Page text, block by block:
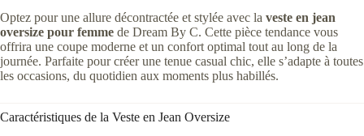
Optez pour une allure décontractée et stylée avec la veste en jean
oversize pour femme de Dream By C. Cette pièce tendance vous
offrira une coupe moderne et un confort optimal tout au long de la
journée. Parfaite pour créer une tenue casual chic, elle s’adapte à toutes
les occasions, du quotidien aux moments plus habillés.
Caractéristiques de la Veste en Jean Oversize